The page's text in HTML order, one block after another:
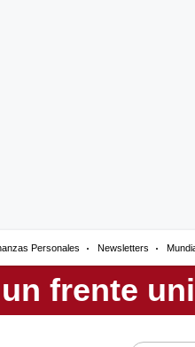
Personales Newsletters